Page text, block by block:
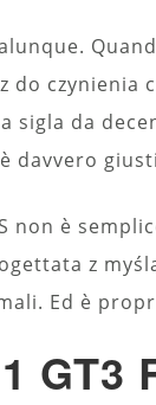
do czynienia
sigla da
davvero
non è
z
Ed è
GT3